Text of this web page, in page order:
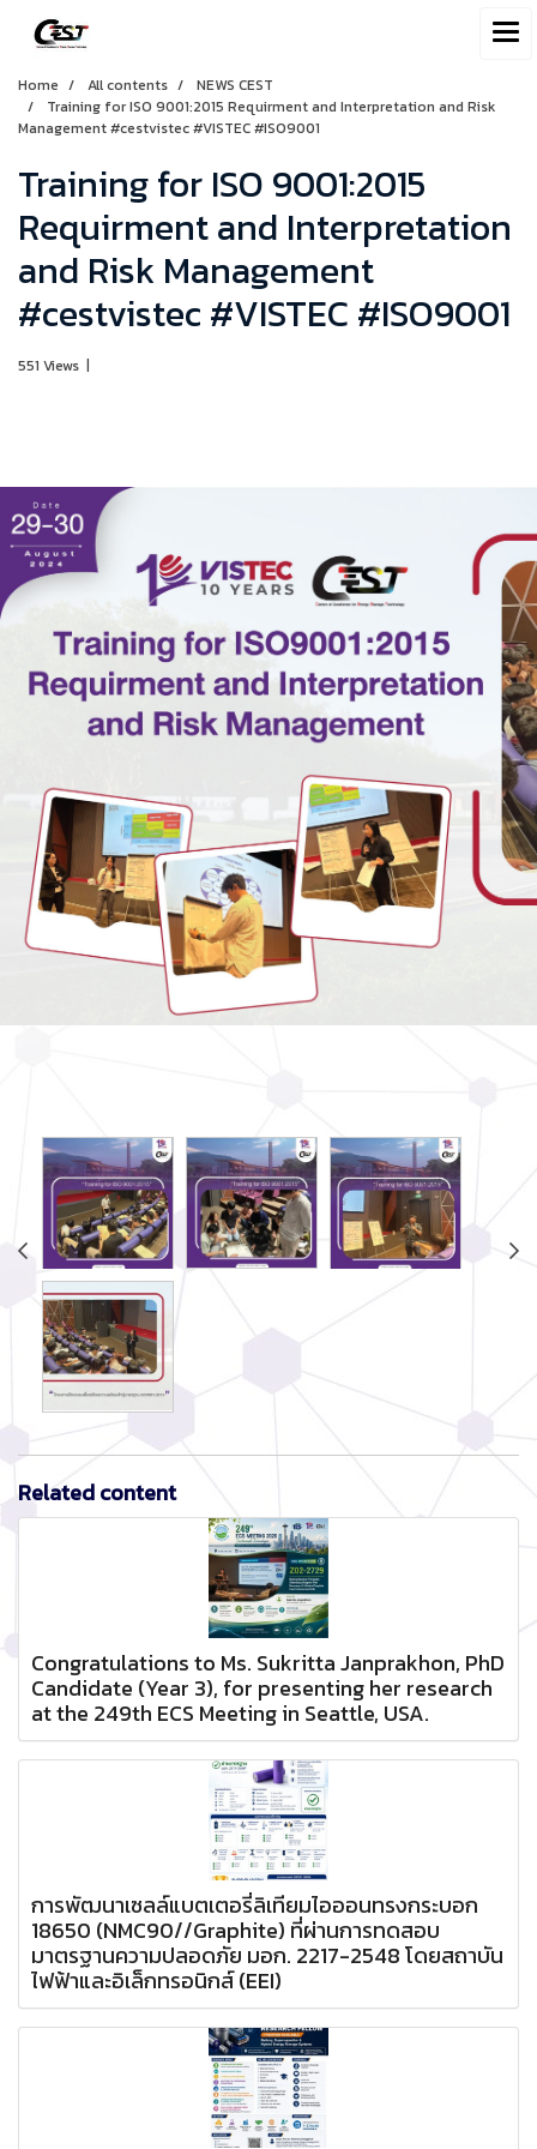
Home All contents
NEWS CEST
Training for ISO 9001:2015 Requirment and Interpretation and Risk
Management #cestvistec #VISTEC #ISO9001
Training for ISO 9001:2015
Requirment and Interpretation
and Risk Management
#cestvistec #VISTEC #ISO9001
551 Views |
Related content
Congratulations to Ms. Sukritta Janprakhon, PhD
Candidate (Year 3), for presenting her research
at the 249th ECS Meeting in Seattle, USA.
การพัฒนาเซลล์แบตเตอรี่ลิเทียมไอออนทรงกระบอก
18650 (NMC90//Graphite) ที่ผ่านการทดสอบ
มาตรฐานความปลอดภัย มอก. 2217-2548 โดยสถาบัน
ไฟฟ้าและอิเล็กทรอนิกส์ (EEI)